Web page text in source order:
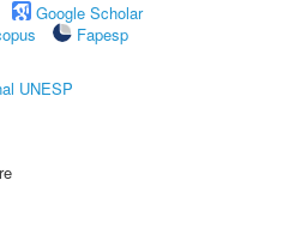
Google Scholar
Fapesp
UNESP